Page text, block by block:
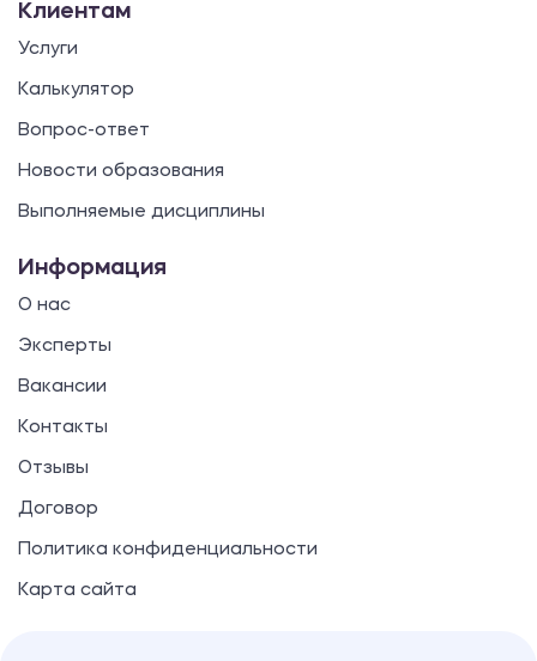
Клиентам
Услуги
Калькулятор
Вопрос-ответ
Новости образования
Выполняемые дисциплины
Информация
О нас
Эксперты
Вакансии
Контакты
Отзывы
Договор
Политика конфиденциальности
Карта сайта